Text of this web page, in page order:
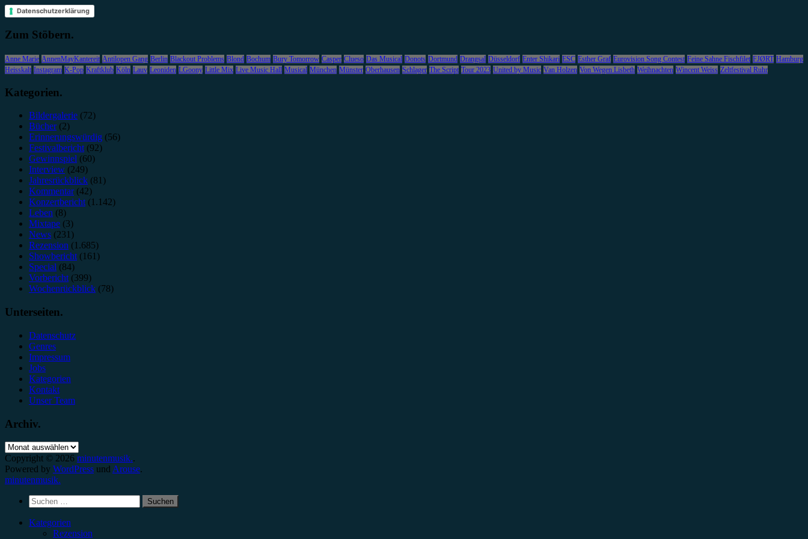
Datenschutzerklärung
Zum Stöbern.
Anne Marie AnnenMayKantereit Antilopen Gang Berlin Blackout Problems Blond Bochum Bury Tomorrow Casper Clueso Das Musical Donots Dortmund Drangsal Düsseldorf Enter Shikari ESC Esther Graf Eurovision Song Contest Feine Sahne Fischfilet FJØRT Hamburg
Heisskalt Instagram K-Pop Kraftklub Köln Lauv Leoniden LGoony Little Mix Live Music Hall Musical München Münster Oberhausen Schlager The Script Tour 2023 United by Music Van Holzen Von Wegen Lisbeth Weihnachten Wincent Weiss Zeltfestival Ruhr
Kategorien.
Bildergalerie (72)
Bücher(2)
Erinnerungswürdig (56)
Festivalbericht(92)
Gewinnspiel (60)
Interview (249)
Jahresrückblick (81)
Kommentar(42)
Konzertbericht(1.142)
Leben (8)
Mixtape (3)
News (231)
Rezension (1.685)
Showbericht(161)
Special (84)
Vorbericht(399)
Wochenrückblick (78)
Unterseiten.
Datenschutz
Genres
Impressum
Jobs
Kategorien
Kontakt
Unser Team
Archiv.
Archiv.
Copyright © 2026 minutenmusik..
Powered by WordPress und Arouse.
minutenmusik.
Suchen
nach:
Kategorien
Rezension